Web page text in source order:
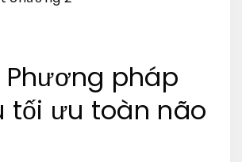
Phương pháp
tối ưu toàn não